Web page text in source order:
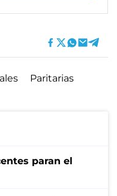
Paritarias
paran el